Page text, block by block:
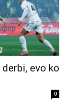
evo ko
0